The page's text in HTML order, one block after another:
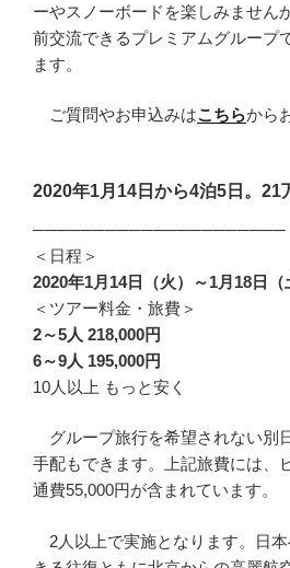
ーやスノーボードを楽しみません
前交流できるプレミアムグループ
ます。
ご質問やお申込みはこちらから
2020年1月14日から4泊5日。21
─────────────────────
＜日程＞
2020年1月14日（火）～1月18日（
＜ツアー料金・旅費＞
2～5人 218,000円
6～9人 195,000円
10人以上 もっと安く
グループ旅行を希望されない別
手配もできます。上記旅費には、
通費55,000円が含まれています。
2人以上で実施となります。日